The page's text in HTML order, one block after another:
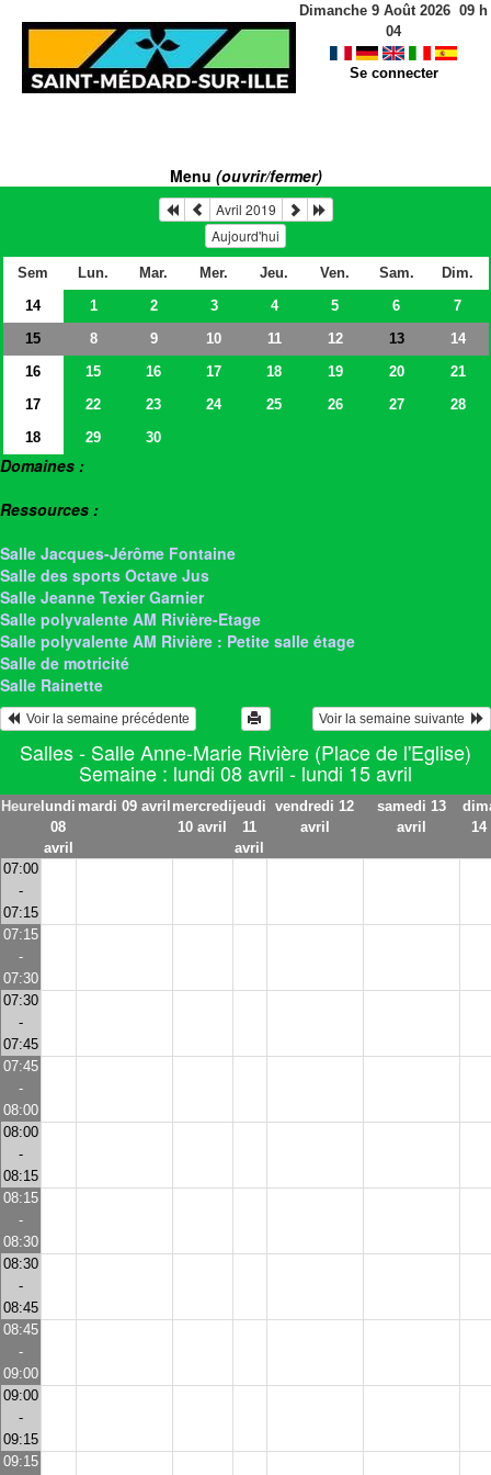
Dimanche 9 Août 2026 09 h
04
Se connecter
Menu (ouvrir/fermer)
Avril 2019
Aujourd'hui
Sem Lun. Mar. Mer. Jeu. Ven. Sam.
Dim.
14
1 2 3 4 5 6
7
15
8 9 10 11 12 13
14
16
15 16 17 18 19 20
21
17
22 23 24 25 26 27
28
18
29 30
Domaines :
Ressources :
Salle Jacques-Jérôme Fontaine
Salle des sports Octave Jus
Salle Jeanne Texier Garnier
Salle polyvalente AM Rivière-Etage
Salle polyvalente AM Rivière : Petite salle étage
Salle de motricité
Salle Rainette
  Voir la semaine précédente
Voir la semaine suivante
Salles - Salle Anne-Marie Rivière (Place de l'Eglise)
Semaine : lundi 08 avril - lundi 15 avril
Heurelundi
08
avril
mardi 09 avril mercredi
10 avril
jeudi
11
avril
vendredi 12
avril
samedi 13
avril
07:00
-
07:15
07:15
-
07:30
07:30
-
07:45
07:45
-
08:00
08:00
-
08:15
08:15
-
08:30
08:30
-
08:45
08:45
-
09:00
09:00
-
09:15
09:15